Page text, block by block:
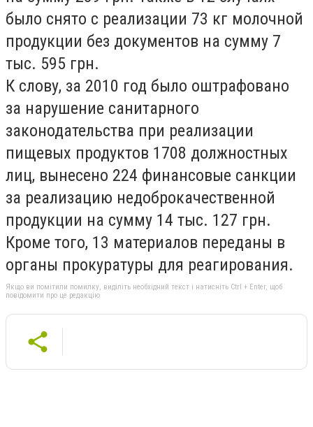
было снято с реализации 73 кг молочной
продукции без документов на сумму 7
тыс. 595 грн.
К слову, за 2010 год было оштрафовано
за нарушение санитарного
законодательства при реализации
пищевых продуктов 1708 должностных
лиц, вынесено 224 финансовые санкции
за реализацию недоброкачественной
продукции на сумму 14 тыс. 127 грн.
Кроме того, 13 материалов переданы в
органы прокуратуры для реагирования.
Якщо ви помітили помилку, виділіть необхідний текст і натисніть Ctrl + Enter, щоб
повідомити про це редакцію